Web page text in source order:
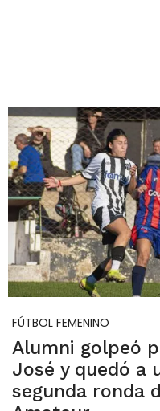
FÚTBOL FEMENINO
Alumni golpeó
José y quedó a
segunda ronda